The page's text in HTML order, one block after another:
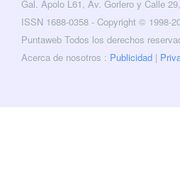
Gal. Apolo L61, Av. Gorlero y Calle
ISSN 1688-0358 - Copyright © 1998-
Puntaweb Todos los derechos
Acerca de nosotros : Publicidad |
Twitter